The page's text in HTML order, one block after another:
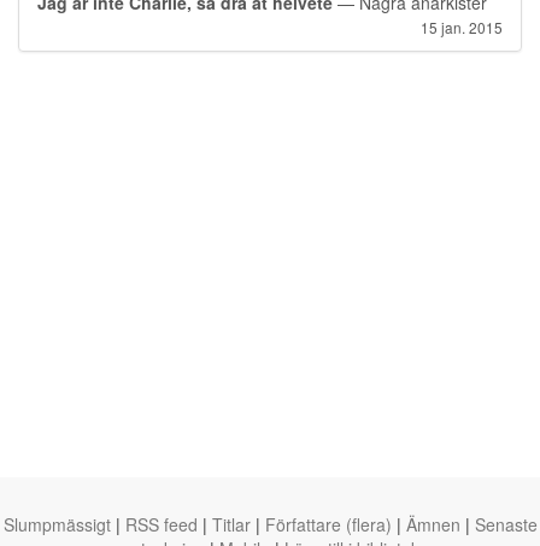
15 jan. 2015
Slumpmässigt | RSS feed | Titlar | Författare (flera) | Ämnen | Senaste